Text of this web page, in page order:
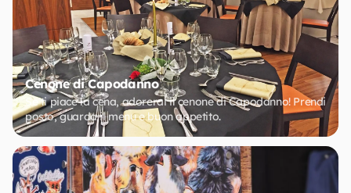
Cenone di Capodanno
Se ti piace la cena, adorerai il cenone di Capodanno! Prendi
posto, guarda il menu e buon appetito.